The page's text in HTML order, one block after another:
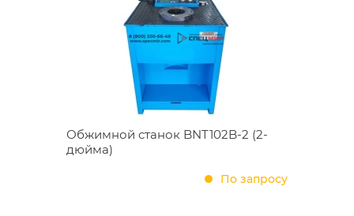
Обжимной станок BNT102B-2 (2-
дюйма)
По запросу